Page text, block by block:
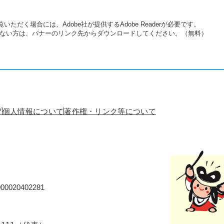
ただく場合には、Adobe社が提供するAdobe Readerが必要です。
い方は、バナーのリンク先からダウンロードしてください。（無料）
個人情報について著作権・リンク等について